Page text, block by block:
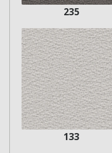
235
133